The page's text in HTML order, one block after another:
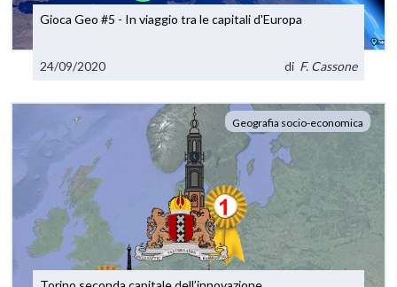
Gioca Geo #5 - In viaggio tra le capitali d'Europa
24/09/2020 di F. Cassone
Geografia socio-economica